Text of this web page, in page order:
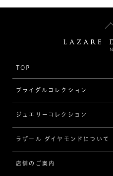
TOP
ブライダルコレクション
婚約指輪（エンゲージリング）
[素材から選ぶ]
プラチナ
ジュエリーコレクション
ジュエリーコレクショントップ
ジュエリー一覧
ラザール ダイヤモンドについて
ラザール ダイヤモンドについて
店舗のご案内